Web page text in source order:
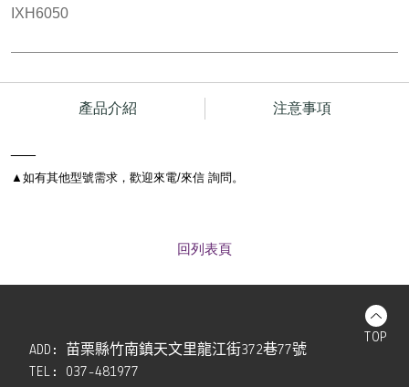
IXH6050
產品介紹 注意事項
▲ 如有其他型號需求，歡迎來電/來信 詢問。
回列表頁
ADD: 苗栗縣竹南鎮天文里龍江街372巷77號
TEL: 037-481977
TOP